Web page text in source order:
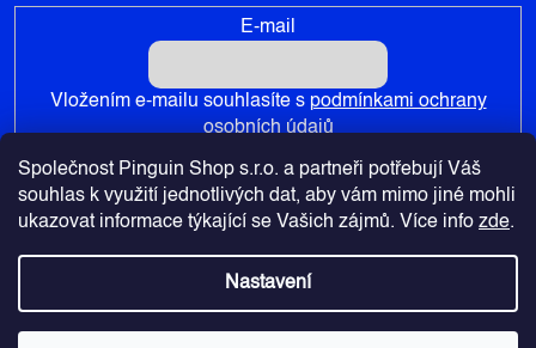
Společnost Pinguin Shop s.r.o. a partneři potřebují Váš
souhlas k využití jednotlivých dat, aby vám mimo jiné mohli
ukazovat informace týkající se Vašich zájmů. Více info zde.
Nastavení
E-mail
Vložením e-mailu souhlasíte s podmínkami ochrany
osobních údajů
PŘIHLÁSIT SE
Pinguin-Shop.cz. Všechna práva vyhrazena.